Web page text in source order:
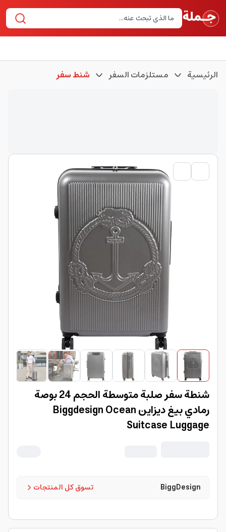
الرئيسية مستلزمات السفر شنط سفر
شنطة سفر صلبة متوسطة الحجم 24 بوصة
رمادي بيغ ديزاين Biggdesign Ocean
Suitcase Luggage
تسوق كل المنتجات BiggDesign